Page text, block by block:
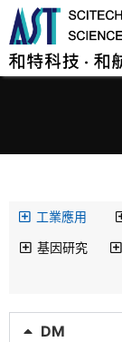
工業應用
基因研究
DM